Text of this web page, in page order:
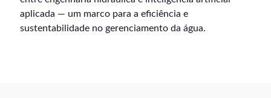
aplicada — um marco para a eficiência e
sustentabilidade no gerenciamento da água.